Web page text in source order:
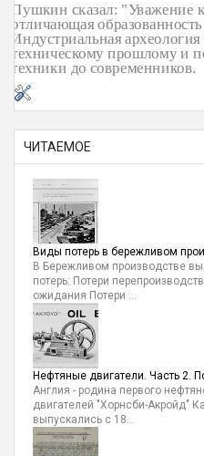
Пушкин сказал: "Уважение
отличающая
Индустриальная
техническому прошлому и
техники до современников.
ЧИТАЕМОЕ
Виды потерь в бережливом
В Бережливом производстве
потерь: Потери
ожидания Потери ...
Нефтяные двигатели. Часть 2.
Англия - родина первого
двигателей "Хорнсби-Акройд"
выпускались с 18...